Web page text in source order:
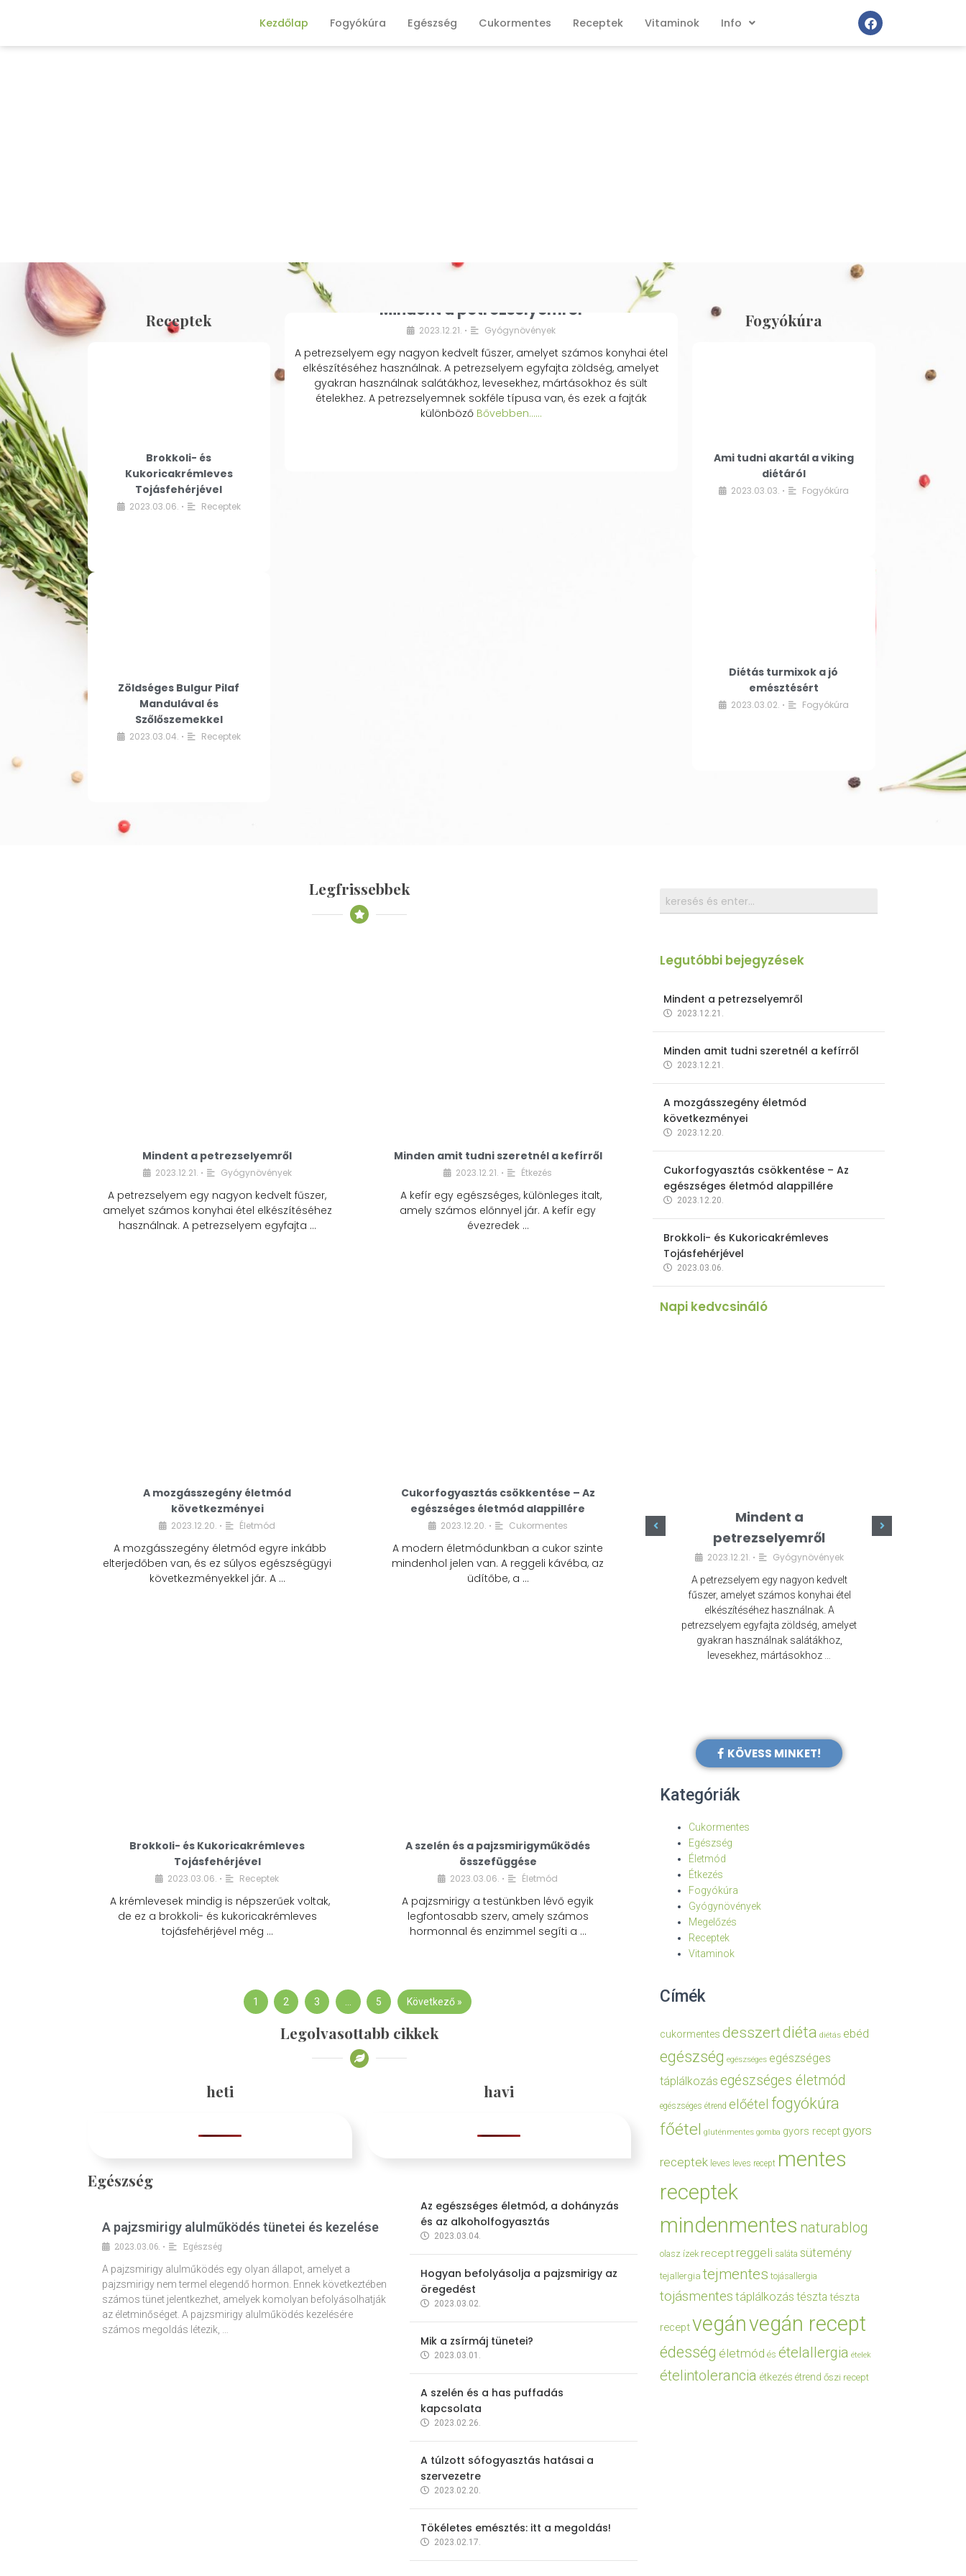
Kezdőlap Fogyókúra Egészség Cukormentes Receptek Vitaminok Info
Receptek
Brokkoli- és
Kukoricakrémleves
Tojásfehérjével
2023.03.06. • Receptek
Zöldséges Bulgur Pilaf
Mandulával és
Szőlőszemekkel
2023.03.04. • Receptek
Mindent a petrezselyemről
2023.12.21. • Gyógynövények
A petrezselyem egy nagyon kedvelt fűszer, amelyet számos konyhai étel
elkészítéséhez használnak. A petrezselyem egyfajta zöldség, amelyet
gyakran használnak salátákhoz, levesekhez, mártásokhoz és sült
ételekhez. A petrezselyemnek sokféle típusa van, és ezek a fajták
különbözőBővebben...…
Fogyókúra
Ami tudni akartál a viking
diétáról
2023.03.03. • Fogyókúra
Diétás turmixok a jó
emésztésért
2023.03.02. • Fogyókúra
Legfrissebbek
Mindent a petrezselyemről
2023.12.21. • Gyógynövények
A petrezselyem egy nagyon kedvelt fűszer,
amelyet számos konyhai étel elkészítéséhez
használnak. A petrezselyem egyfajta …
Minden amit tudni szeretnél a kefírről
2023.12.21. • Étkezés
A kefír egy egészséges, különleges italt,
amely számos előnnyel jár. A kefír egy
évezredek …
A mozgásszegény életmód
következményei
2023.12.20. • Életmód
A mozgásszegény életmód egyre inkább
elterjedőben van, és ez súlyos egészségügyi
következményekkel jár. A …
Cukorfogyasztás csökkentése – Az
egészséges életmód alappillére
2023.12.20. • Cukormentes
A modern életmódunkban a cukor szinte
mindenhol jelen van. A reggeli kávéba, az
üdítőbe, a …
Brokkoli- és Kukoricakrémleves
Tojásfehérjével
2023.03.06. • Receptek
A krémlevesek mindig is népszerűek voltak,
de ez a brokkoli- és kukoricakrémleves
tojásfehérjével még …
A szelén és a pajzsmirigyműködés
összefüggése
2023.03.06. • Életmód
A pajzsmirigy a testünkben lévő egyik
legfontosabb szerv, amely számos
hormonnal és enzimmel segíti a …
1 2 3 5 Következő »
Legolvasottabb cikkek
heti havi
Egészség
A pajzsmirigy alulműködés tünetei és kezelése
2023.03.06. •
Egészség
A pajzsmirigy alulműködés egy olyan állapot, amelyet a
pajzsmirigy nem termel elegendő hormon. Ennek következtében
számos tünet jelentkezhet, amelyek komolyan befolyásolhatják
az életminőséget. A pajzsmirigy alulműködés kezelésére
számos megoldás létezik, …
Az egészséges életmód, a dohányzás
és az alkoholfogyasztás
2023.03.04.
Hogyan befolyásolja a pajzsmirigy az
öregedést
2023.03.02.
Mik a zsírmáj tünetei?
2023.03.01.
A szelén és a has puffadás
kapcsolata
2023.02.26.
A túlzott sófogyasztás hatásai a
szervezetre
2023.02.20.
Tökéletes emésztés: itt a megoldás!
2023.02.17.
Legutóbbi bejegyzések
Mindent a petrezselyemről
2023.12.21.
Minden amit tudni szeretnél a kefírről
2023.12.21.
A mozgásszegény életmód
következményei
2023.12.20.
Cukorfogyasztás csökkentése – Az
egészséges életmód alappillére
2023.12.20.
Brokkoli- és Kukoricakrémleves
Tojásfehérjével
2023.03.06.
Napi kedvcsináló
Cukorfogyasztás
egészséges életmód
alappillére
Mindent a
petrezselyemről
2023.12.21. • Gyógynövények
A petrezselyem egy nagyon kedvelt
fűszer, amelyet számos konyhai étel
elkészítéséhez használnak. A
petrezselyem egyfajta zöldség, amelyet
gyakran használnak salátákhoz,
levesekhez, mártásokhoz …
KÖVESS MINKET!
Kategóriák
Cukormentes
Egészség
Életmód
Étkezés
Fogyókúra
Gyógynövények
Megelőzés
Receptek
Vitaminok
Címék
cukormentes desszertdiéta diétás ebéd
egészség egészséges egészséges
táplálkozás egészséges életmód
egészséges étrend előétel fogyókúra
főétel gluténmentes gomba gyors recept gyors
receptek leves leves recept mentes
receptek
mindenmentes naturablog
olasz ízek recept reggeli saláta sütemény
tejallergia tejmentes tojásallergia
tojásmentes táplálkozás tészta tészta
receptvegánvegán recept
édesség életmód és ételallergia ételek
ételintolerancia étkezés étrend őszi recept